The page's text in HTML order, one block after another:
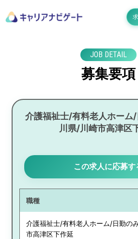
JOB DETAIL
募集要項
介護福祉士/有料老人ホーム
川県/川崎市高津区
この求人に応募す
職種
介護福祉士/有料老人ホーム/日勤の
市高津区下作延